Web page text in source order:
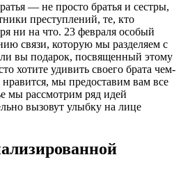
— не просто братья и сестры,
преступлений, те, кто
ни на что. 23 февраля особый
связи, которую мы разделяем с
вы подарок, посвященный этому
хотите удивить своего брата чем-
нравится, мы предоставим вам все
мы рассмотрим ряд идей
вызовут улыбку на лице